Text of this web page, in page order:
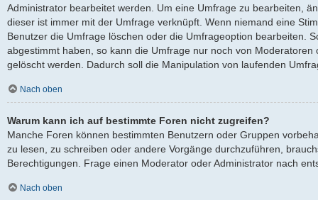
Administrator bearbeitet werden. Um eine Umfrage zu bearbeiten,
dieser ist immer mit der Umfrage verknüpft. Wenn niemand eine
Benutzer die Umfrage löschen oder die Umfrageoption bearbeiten.
abgestimmt haben, so kann die Umfrage nur noch von
gelöscht werden. Dadurch soll die Manipulation von laufenden
Nach oben
Warum kann ich auf bestimmte Foren nicht zugreifen?
Manche Foren können bestimmten Benutzern oder Gruppen
zu lesen, zu schreiben oder andere Vorgänge durchzuführen,
Berechtigungen. Frage einen Moderator oder Administrator nach
Nach oben